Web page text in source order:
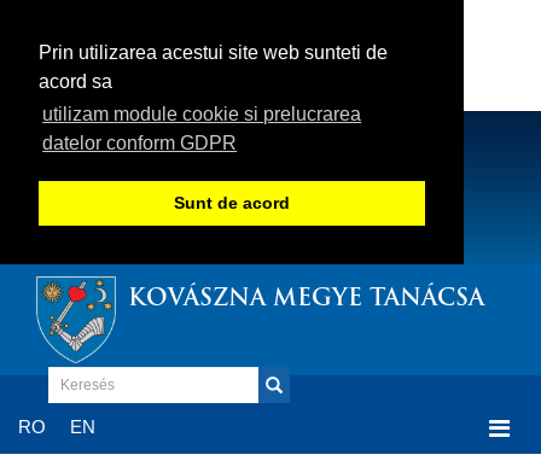
Prin utilizarea acestui site web sunteti de
acord sa
utilizam module cookie si prelucrarea
datelor conform GDPR
Sunt de acord
KOVÁSZNA MEGYE TANÁCSA
RO EN